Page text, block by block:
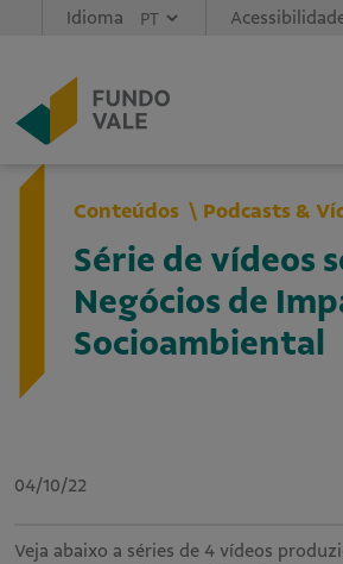
Idioma
Conteúdos Podcasts &
Série de vídeos
Negócios de
Socioambiental
04/10/22
Veja abaixo a séries de 4 vídeos